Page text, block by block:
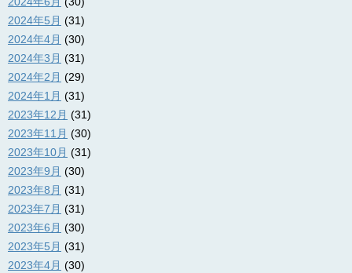
2024年5月 (31)
2024年4月 (30)
2024年3月 (31)
2024年2月 (29)
2024年1月 (31)
2023年12月 (31)
2023年11月 (30)
2023年10月 (31)
2023年9月 (30)
2023年8月 (31)
2023年7月 (31)
2023年6月 (30)
2023年5月 (31)
2023年4月 (30)